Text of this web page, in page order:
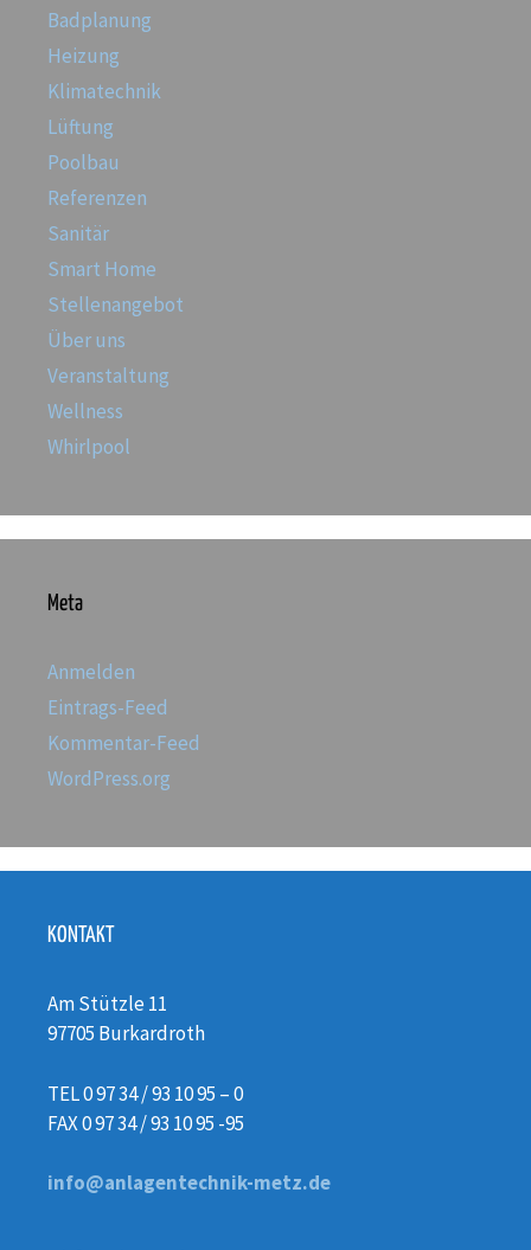
Badplanung
Heizung
Klimatechnik
Lüftung
Poolbau
Referenzen
Sanitär
Smart Home
Stellenangebot
Über uns
Veranstaltung
Wellness
Whirlpool
Meta
Anmelden
Eintrags-Feed
Kommentar-Feed
WordPress.org
KONTAKT
Am Stützle 11
97705 Burkardroth
TEL 0 97 34 / 93 10 95 – 0
FAX 0 97 34 / 93 10 95 -95
info@anlagentechnik-metz.de